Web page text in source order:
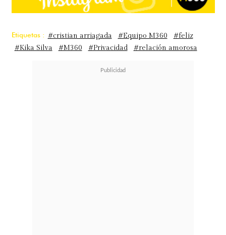
Etiquetas : #cristian arriagada #Equipo M360
#feliz
#Kika Silva
#M360 #Privacidad #relación amorosa